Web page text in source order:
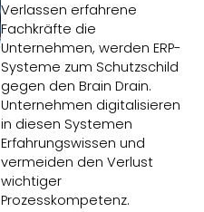
Verlassen erfahrene
Fachkräfte die
Unternehmen, werden ERP-
Systeme zum Schutzschild
gegen den Brain Drain.
Unternehmen digitalisieren
in diesen Systemen
Erfahrungswissen und
vermeiden den Verlust
wichtiger
Prozesskompetenz.